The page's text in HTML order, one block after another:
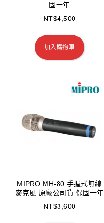
固一年
NT$4,500
加入購物車
MIPRO MH-80 手握式無線
麥克風 原廠公司貨 保固一年
NT$3,600